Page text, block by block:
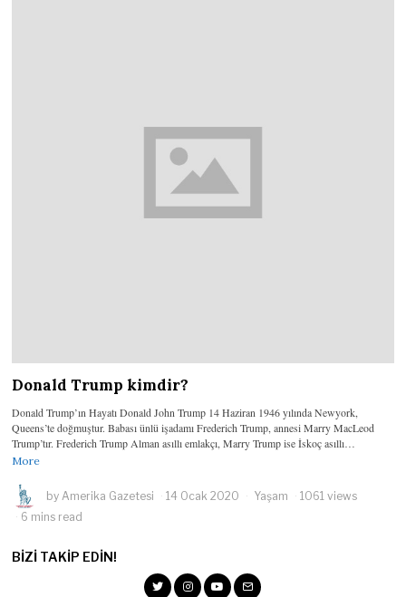
Donald Trump kimdir?
Donald Trump’ın Hayatı Donald John Trump 14 Haziran 1946 yılında Newyork,
Queens’te doğmuştur. Babası ünlü işadamı Frederich Trump, annesi Marry MacLeod
Trump’tır. Frederich Trump Alman asıllı emlakçı, Marry Trump ise İskoç asıllı…
More
by Amerika Gazetesi 14 Ocak 2020 Yaşam
1061 views
6 mins read
BIZI TAKIP EDIN!